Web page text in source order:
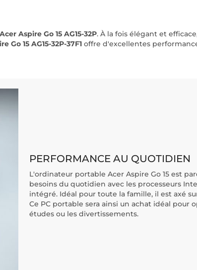
Acer Aspire Go 15 AG15-32P. À la fois élégant et
Go 15 AG15-32P-37F1 offre d'excellentes
PERFORMANCE AU QUOTIDIEN
L'ordinateur portable Acer Aspire Go 15 est
besoins du quotidien avec les processeurs
intégré. Idéal pour toute la famille, il est axé
Ce PC portable sera ainsi un achat idéal pour
études ou les divertissements.